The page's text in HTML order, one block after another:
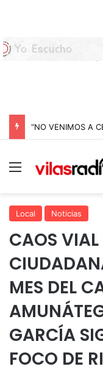
Menú
Local Noticias
CAOS
MES DEL
GARCÍA
FOCO DE